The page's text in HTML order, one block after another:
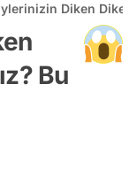
Diken Diken
Bu